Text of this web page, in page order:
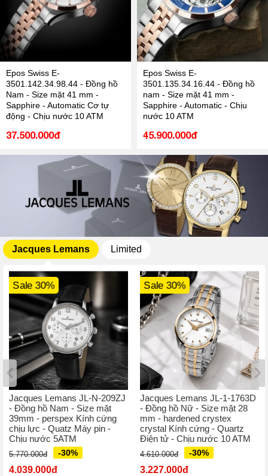
Epos Swiss E-
3501.142.34.98.44 - Đồng hồ
Nam - Size mặt 41 mm -
Sapphire - Automatic Cơ tự
động - Chịu nước 10 ATM
37.500.000đ
Epos Swiss E-
3501.135.34.16.44 - Đồng hồ
nam - Size mặt 41 mm -
Sapphire - Automatic - Chịu
nước 10 ATM
45.900.000đ
Jacques Lemans Limited
Sale 30%
Jacques Lemans JL-N-209ZJ
- Đồng hồ Nam - Size mặt
39mm - perspex Kính cứng
chịu lực - Quatz Máy pin -
Chịu nước 5ATM
5.770.000đ -30%
4.039.000đ
Sale 30%
Jacques Lemans JL-1-1763D
- Đồng hồ Nữ - Size mặt 28
mm - hardened crystex
crystal Kính cứng - Quartz
Điện tử - Chịu nước 10 ATM
4.610.000đ -30%
3.227.000đ